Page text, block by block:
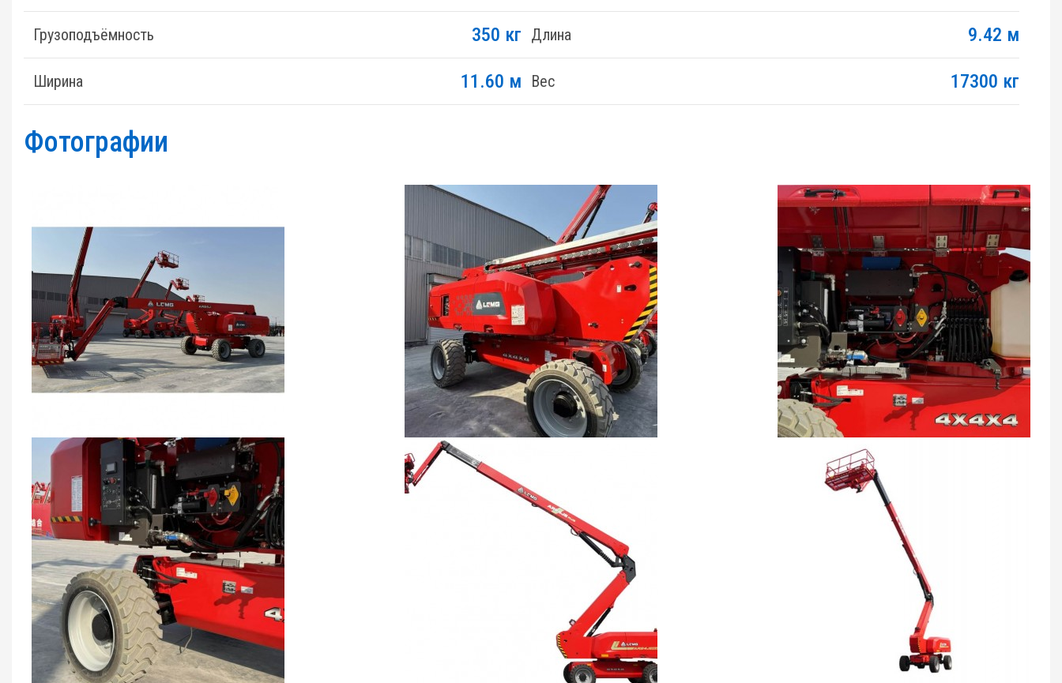
Грузоподъёмность 350 кг Длина 9.42 м
Ширина 11.60 м Вес 17300 кг
Фотографии